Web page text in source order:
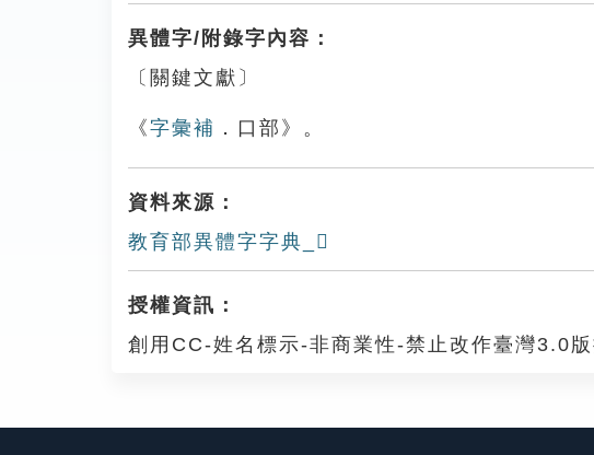
異體字/附錄字內容：
〔關鍵文獻〕
《字彙補 ．口部》。
資料來源：
教育部異體字字典_𡁩
授權資訊：
創用CC-姓名標示-非商業性-禁止改作臺灣3.0